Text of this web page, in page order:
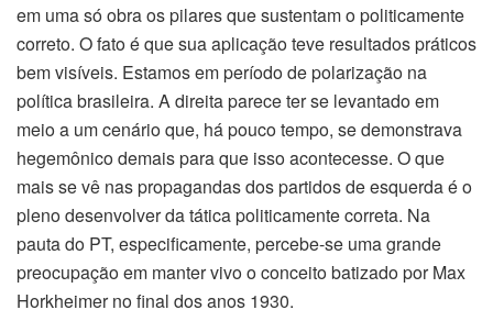
em uma só obra os pilares que sustentam o politicamente
correto. O fato é que sua aplicação teve resultados práticos
bem visíveis. Estamos em período de polarização na
política brasileira. A direita parece ter se levantado em
meio a um cenário que, há pouco tempo, se demonstrava
hegemônico demais para que isso acontecesse. O que
mais se vê nas propagandas dos partidos de esquerda é o
pleno desenvolver da tática politicamente correta. Na
pauta do PT, especificamente, percebe-se uma grande
preocupação em manter vivo o conceito batizado por Max
Horkheimer no final dos anos 1930.